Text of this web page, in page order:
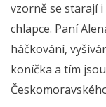
vzorně se starají
chlapce. Paní
háčkování,
koníčka a tím